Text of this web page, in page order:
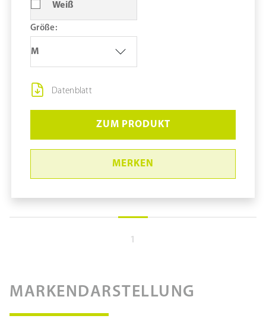
Weiß
M
Größe:
Datenblatt
ZUM PRODUKT
MERKEN
Nitril-Handschuhe TechNiGlove
pure11 Nr.: 1130624, Marke: TechNiGlove
1
MARKENDARSTELLUNG